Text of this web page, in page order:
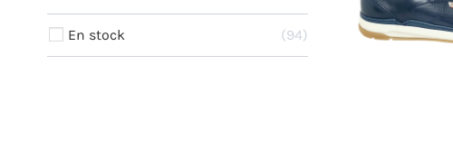
En stock 94